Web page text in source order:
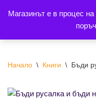
Магазинът е в процес
към
Начало \ Книги \ Бъди